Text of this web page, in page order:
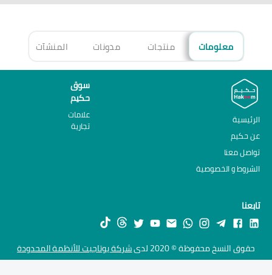
معلومات منتجات مدونات المنشآت
الرئيسية
عن حكيم
تواصل معنا
الشروط و الخصوصية
سوق
حكيم
علامات
تجارية
تابعنا
حقوق النسخ محفوظة © 2020 لدى شركة يوتاجيت للأنظمة المحدودة